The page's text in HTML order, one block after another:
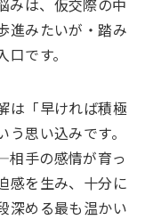
は、仮交際の中
進みたいが・踏み
です。
は「早ければ積極
思い込みです。
手の感情が育っ
感を生み、十分に
深める最も温かい